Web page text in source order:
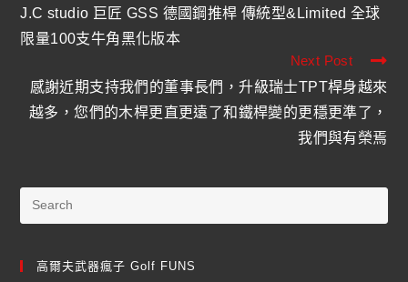
J.C studio 巨匠 GSS 德國鋼推桿 傳統型&Limited 全球
限量100支牛角黑化版本
Next Post
感謝近期支持我們的董事長們，升級瑞士TPT桿身越來
越多，您們的木桿更直更遠了和鐵桿變的更穩更準了，
我們與有榮焉
高爾夫武器瘋子 Golf FUNS